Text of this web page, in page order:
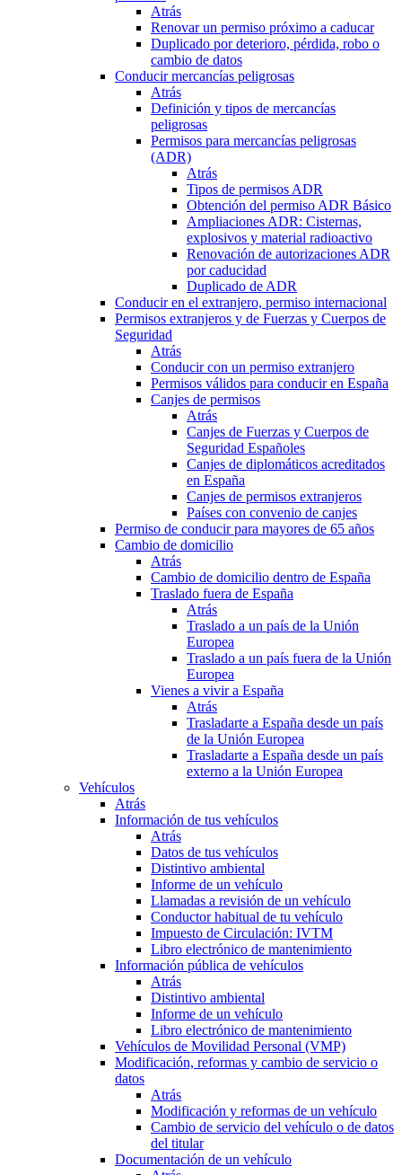
Atrás
Renovar un permiso próximo a caducar
Duplicado por deterioro, pérdida, robo o
cambio de datos
Conducir mercancías peligrosas
Atrás
Definición y tipos de mercancías
peligrosas
Permisos para mercancías peligrosas
(ADR)
Atrás
Tipos de permisos ADR
Obtención del permiso ADR Básico
Ampliaciones ADR: Cisternas,
explosivos y material radioactivo
Renovación de autorizaciones ADR
por caducidad
Duplicado de ADR
Conducir en el extranjero, permiso internacional
Permisos extranjeros y de Fuerzas y Cuerpos de
Seguridad
Atrás
Conducir con un permiso extranjero
Permisos válidos para conducir en España
Canjes de permisos
Atrás
Canjes de Fuerzas y Cuerpos de
Seguridad Españoles
Canjes de diplomáticos acreditados
en España
Canjes de permisos extranjeros
Países con convenio de canjes
Permiso de conducir para mayores de 65 años
Cambio de domicilio
Atrás
Cambio de domicilio dentro de España
Traslado fuera de España
Atrás
Traslado a un país de la Unión
Europea
Traslado a un país fuera de la Unión
Europea
Vienes a vivir a España
Atrás
Trasladarte a España desde un país
de la Unión Europea
Trasladarte a España desde un país
externo a la Unión Europea
Vehículos
Atrás
Información de tus vehículos
Atrás
Datos de tus vehículos
Distintivo ambiental
Informe de un vehículo
Llamadas a revisión de un vehículo
Conductor habitual de tu vehículo
Impuesto de Circulación: IVTM
Libro electrónico de mantenimiento
Información pública de vehículos
Atrás
Distintivo ambiental
Informe de un vehículo
Libro electrónico de mantenimiento
Vehículos de Movilidad Personal (VMP)
Modificación, reformas y cambio de servicio o
datos
Atrás
Modificación y reformas de un vehículo
Cambio de servicio del vehículo o de datos
del titular
Documentación de un vehículo